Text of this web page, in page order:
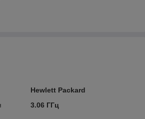
Hewlett Packard
3.06 ГГц